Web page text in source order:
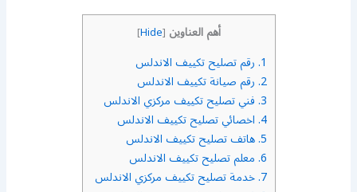
أهم العناوين [
Hide
]
1. رقم تصليح تكييف الاندلس
2. رقم صيانة تكييف الاندلس
3. فني تصليح تكييف مركزي الاندلس
4. اخصائي تصليح تكييف الاندلس
5. هاتف تصليح تكييف الاندلس
6. معلم تصليح تكييف الاندلس
7. خدمة تصليح تكييف مركزي الاندلس